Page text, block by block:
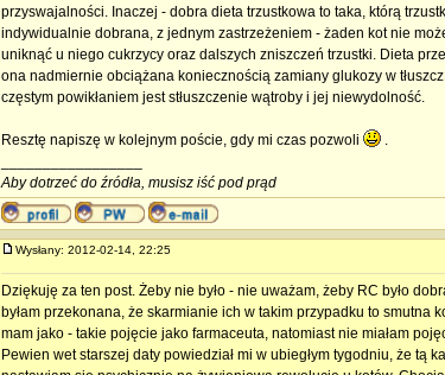
przyswajalności. Inaczej - dobra dieta trzustkowa to taka, którą
indywidualnie dobrana, z jednym zastrzeżeniem - żaden kot nie
uniknąć u niego cukrzycy oraz dalszych zniszczeń trzustki. Dieta
ona nadmiernie obciążana koniecznością zamiany glukozy w
częstym powikłaniem jest stłuszczenie wątroby i jej niewydolność.
Resztę napiszę w kolejnym poście, gdy mi czas pozwoli
.
Aby dotrzeć do źródła, musisz iść pod prąd
Wysłany: 2012-02-14, 22:25
Dziękuję za ten post. Żeby nie było - nie uważam, żeby RC było
byłam przekonana, że skarmianie ich w takim przypadku to smutna
mam jako - takie pojęcie jako farmaceuta, natomiast nie miałam
Pewien wet starszej daty powiedział mi w ubiegłym tygodniu, że tą